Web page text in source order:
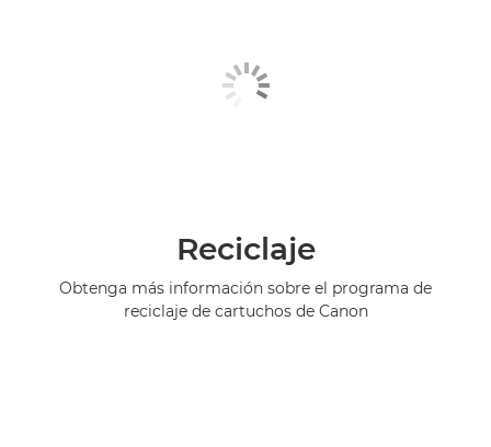
Reciclaje
Obtenga más información sobre el programa de
reciclaje de cartuchos de Canon